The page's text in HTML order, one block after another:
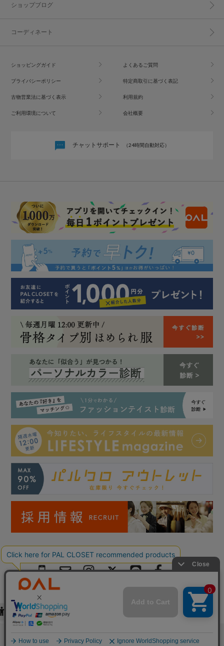
ショップブログ
コーディネート
ショッピングガイド よくあるご質問
プライバシーポリシー 特定商取引に基づく表記
古物営業法に基づく表示 利用規約
ご利用環境について 会社概要
チャットサポート （24時間自動対応）